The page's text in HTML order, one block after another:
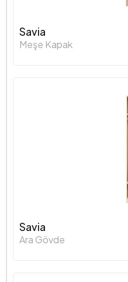
Savia
Meşe Kapak
Savia
Ara Gövde